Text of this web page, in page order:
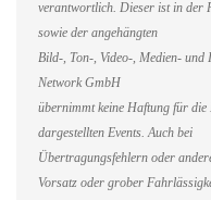
verantwortlich. Dieser ist in der
sowie der angehängten
Bild-, Ton-, Video-, Medien-
Network GmbH
übernimmt keine Haftung für
dargestellten Events. Auch bei
Übertragungsfehlern oder
Vorsatz oder grober